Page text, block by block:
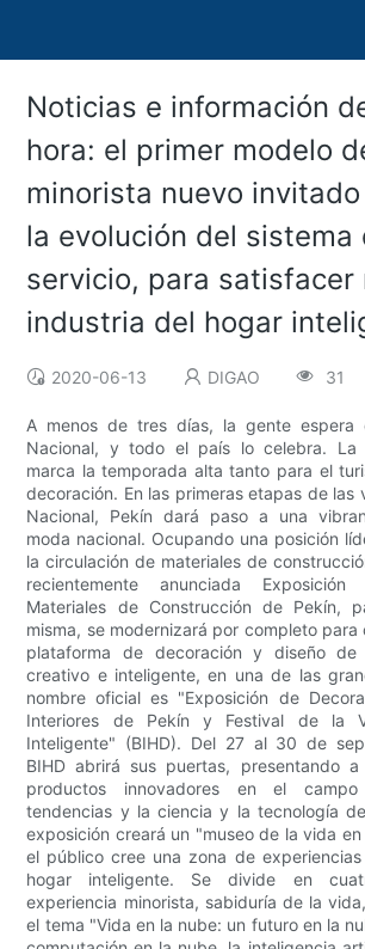
Noticias e información
hora: el primer modelo
minorista nuevo invitado
la evolución del sistema
servicio, para satisfacer
industria del hogar
2020-06-13 DIGAO 31
A menos de tres días, la gente espera
Nacional, y todo el país lo celebra. La
marca la temporada alta tanto para el
decoración. En las primeras etapas de las
Nacional, Pekín dará paso a una
moda nacional. Ocupando una posición
la circulación de materiales de
recientemente anunciada Exposición
Materiales de Construcción de Pekín,
misma, se modernizará por completo para
plataforma de decoración y diseño de
creativo e inteligente, en una de las
nombre oficial es "Exposición de
Interiores de Pekín y Festival de la
Inteligente" (BIHD). Del 27 al 30 de
BIHD abrirá sus puertas, presentando a
productos innovadores en el
tendencias y la ciencia y la tecnología
exposición creará un "museo de la vida
el público cree una zona de
hogar inteligente. Se divide en
experiencia minorista, sabiduría de la
el tema "Vida en la nube: un futuro en la